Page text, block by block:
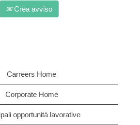
Crea avviso
Carreers Home
Corporate Home
opportunità lavorative